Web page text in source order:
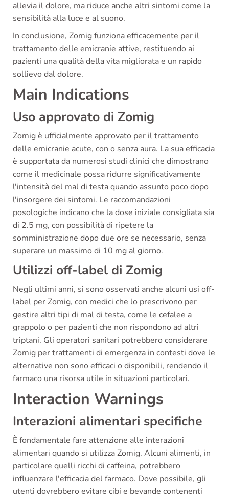
allevia il dolore, ma riduce anche altri sintomi come la
sensibilità alla luce e al suono.
In conclusione, Zomig funziona efficacemente per il
trattamento delle emicranie attive, restituendo ai
pazienti una qualità della vita migliorata e un rapido
sollievo dal dolore.
Main Indications
Uso approvato di Zomig
Zomig è ufficialmente approvato per il trattamento
delle emicranie acute, con o senza aura. La sua efficacia
è supportata da numerosi studi clinici che dimostrano
come il medicinale possa ridurre significativamente
l'intensità del mal di testa quando assunto poco dopo
l'insorgere dei sintomi. Le raccomandazioni
posologiche indicano che la dose iniziale consigliata sia
di 2.5 mg, con possibilità di ripetere la
somministrazione dopo due ore se necessario, senza
superare un massimo di 10 mg al giorno.
Utilizzi off-label di Zomig
Negli ultimi anni, si sono osservati anche alcuni usi off-
label per Zomig, con medici che lo prescrivono per
gestire altri tipi di mal di testa, come le cefalee a
grappolo o per pazienti che non rispondono ad altri
triptani. Gli operatori sanitari potrebbero considerare
Zomig per trattamenti di emergenza in contesti dove le
alternative non sono efficaci o disponibili, rendendo il
farmaco una risorsa utile in situazioni particolari.
Interaction Warnings
Interazioni alimentari specifiche
È fondamentale fare attenzione alle interazioni
alimentari quando si utilizza Zomig. Alcuni alimenti, in
particolare quelli ricchi di caffeina, potrebbero
influenzare l'efficacia del farmaco. Dove possibile, gli
utenti dovrebbero evitare cibi e bevande contenenti